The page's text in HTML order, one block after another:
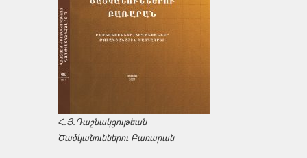
Հ.Յ.Դաշնակցութեան
Ծածկանուններու Բառարան